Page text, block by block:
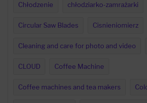
Chłodzenie chłodziarko-zamrażarki
Circular Saw Blades Cisnieniomierz
Cleaning and care for photo and video
CLOUD Coffee Machine
Coffee machines and tea makers